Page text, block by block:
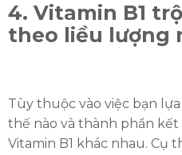
4. Vitamin B1
theo liều lượng
Tùy thuộc vào việc bạn
thế nào và thành phần kết
Vitamin B1 khác nhau. Cụ